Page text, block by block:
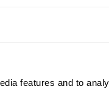
features and to
Inzicht in
Ich bin damit